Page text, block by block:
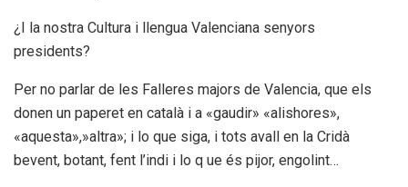
¿I la nostra Cultura i llengua Valenciana senyors
presidents?
Per no parlar de les Falleres majors de Valencia, que els
donen un paperet en català i a «gaudir» «alishores»,
«aquesta»,»altra»; i lo que siga, i tots avall en la Cridà
bevent, botant, fent l’indi i lo q ue és pijor, engolint…